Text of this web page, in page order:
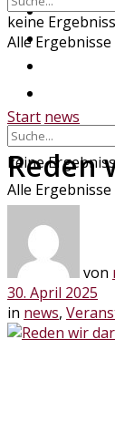
keine
Alle
keine
Alle
Start news
Reden
von
30. April 2025
in news,